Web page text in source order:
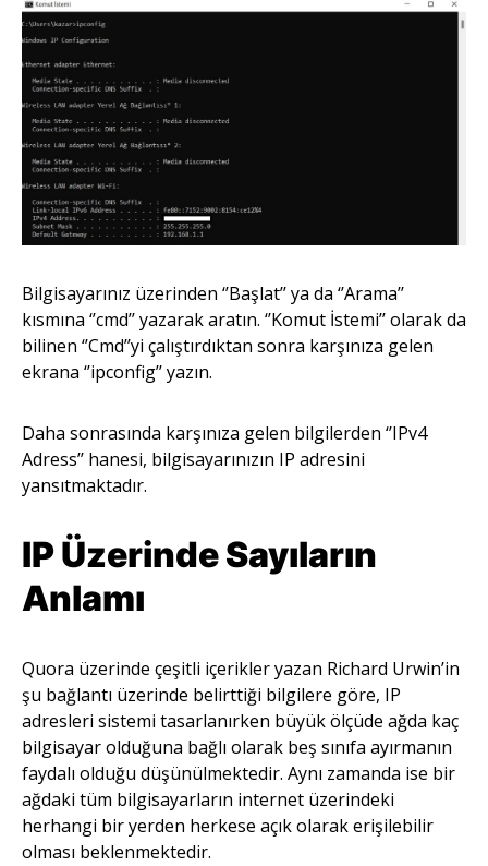
Bilgisayarınız üzerinden ‘’Başlat’’ ya da ‘’Arama’’
kısmına ‘’cmd’’ yazarak aratın. ‘’Komut İstemi’’ olarak da
bilinen ‘’Cmd’’yi çalıştırdıktan sonra karşınıza gelen
ekrana ‘’ipconfig’’ yazın.
Daha sonrasında karşınıza gelen bilgilerden ‘’IPv4
Adress’’ hanesi, bilgisayarınızın IP adresini
yansıtmaktadır.
IP Üzerinde Sayıların
Anlamı
Quora üzerinde çeşitli içerikler yazan Richard Urwin’in
şu bağlantı üzerinde belirttiği bilgilere göre, IP
adresleri sistemi tasarlanırken büyük ölçüde ağda kaç
bilgisayar olduğuna bağlı olarak beş sınıfa ayırmanın
faydalı olduğu düşünülmektedir. Aynı zamanda ise bir
ağdaki tüm bilgisayarların internet üzerindeki
herhangi bir yerden herkese açık olarak erişilebilir
olması beklenmektedir.